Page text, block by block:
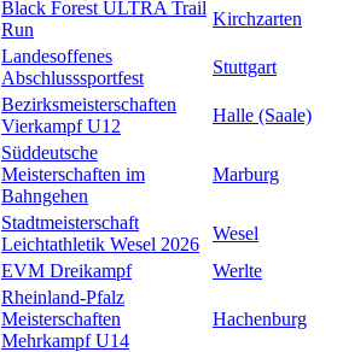
Black Forest ULTRA Trail
Run
Kirchzarten
Landesoffenes
Abschlusssportfest
Stuttgart
Bezirksmeisterschaften
Vierkampf U12
Halle (Saale)
Süddeutsche
Meisterschaften im
Bahngehen
Marburg
Stadtmeisterschaft
Leichtathletik Wesel 2026
Wesel
EVM Dreikampf Werlte
Rheinland-Pfalz
Meisterschaften
Mehrkampf U14
Hachenburg